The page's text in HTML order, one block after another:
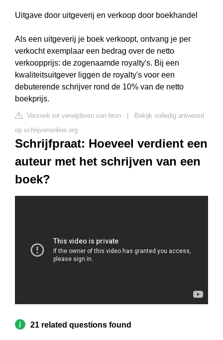
Uitgave door uitgeverij en verkoop door boekhandel
Als een uitgeverij je boek verkoopt, ontvang je per
verkocht exemplaar een bedrag over de netto
verkoopprijs: de zogenaamde royalty's. Bij een
kwaliteitsuitgever liggen de royalty's voor een
debuterende schrijver rond de 10% van de netto
boekprijs.
Verzoek tot verwijderen van bron
Bekijk volledig antwoord
op schrijvenonline.org
Schrijfpraat: Hoeveel verdient een
auteur met het schrijven van een
boek?
21 related questions found